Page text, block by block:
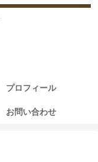
プロフィール
お問い合わせ